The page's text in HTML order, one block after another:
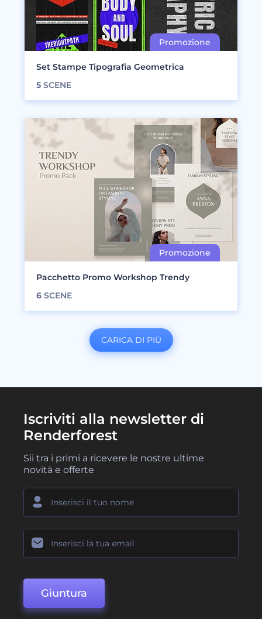
Set Stampe Tipografia Geometrica
5 SCENE
Pacchetto Promo Workshop Trendy
6 SCENE
CARICA DI PIÙ
Iscriviti alla newsletter di
Renderforest
Sii tra i primi a ricevere le nostre ultime
novità e offerte
Giuntura